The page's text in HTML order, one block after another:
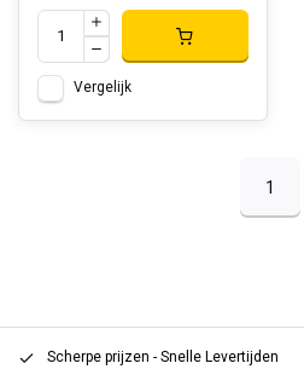
Vergelijk
1
Scherpe prijzen - Snelle Levertijden